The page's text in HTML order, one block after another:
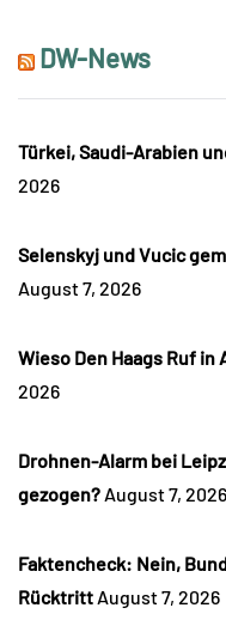
DW-News
Türkei, Saudi-Arabien
2026
Selenskyj und Vucic
August 7, 2026
Wieso Den Haags Ruf
2026
Drohnen-Alarm bei
gezogen? August 7, 2026
Faktencheck: Nein,
Rücktritt August 7, 2026